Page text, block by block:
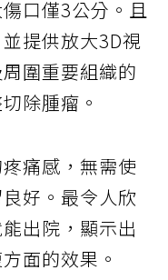
口僅3公分。且
提供放大3D視
圍重要組織的
除腫瘤。
痛感，無需使
好。最令人欣
出院，顯示出
面的效果。